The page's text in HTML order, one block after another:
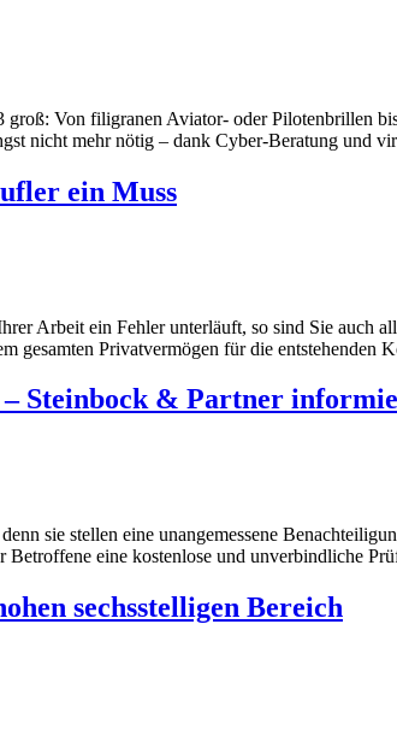
Von filigranen Aviator- oder Pilotenbrillen
nicht mehr nötig – dank Cyber-Beratung und
ein Muss
Arbeit ein Fehler unterläuft, so sind Sie auch
gesamten Privatvermögen für die entstehenden
Steinbock & Partner
sie stellen eine unangemessene
eine kostenlose und unverbindliche
sechsstelligen Bereich